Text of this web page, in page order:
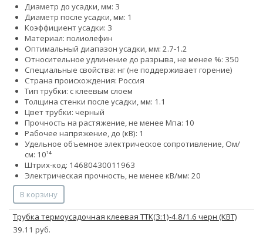
Диаметр до усадки, мм: 3
Диаметр после усадки, мм: 1
Коэффициент усадки: 3
Материал: полиолефин
Оптимальный диапазон усадки, мм: 2.7-1.2
Относительное удлинение до разрыва, не менее %: 350
Специальные свойства: нг (не поддерживает горение)
Страна происхождения: Россия
Тип трубки: с клеевым слоем
Толщина стенки после усадки, мм: 1.1
Цвет трубки: черный
Прочность на растяжение, не менее Мпа: 10
Рабочее напряжение, до (кВ): 1
Удельное объемное электрическое сопротивление, Ом/
см: 10¹⁴
Штрих-код: 14680430011963
Электрическая прочность, не менее кВ/мм: 20
В корзину
Трубка термоусадочная клеевая ТТК(3:1)-4.8/1.6 черн (КВТ)
39.11 руб.